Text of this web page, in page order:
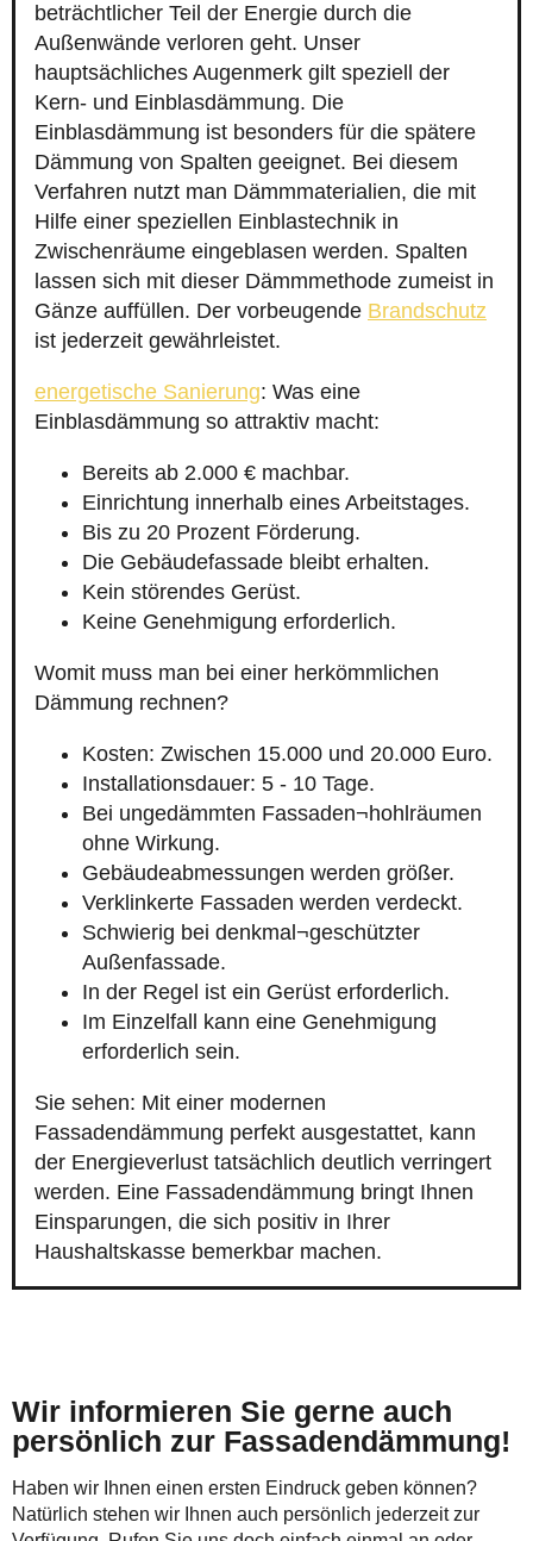
beträchtlicher Teil der Energie durch die
Außenwände verloren geht. Unser
hauptsächliches Augenmerk gilt speziell der
Kern- und Einblasdämmung. Die
Einblasdämmung ist besonders für die spätere
Dämmung von Spalten geeignet. Bei diesem
Verfahren nutzt man Dämmmaterialien, die mit
Hilfe einer speziellen Einblastechnik in
Zwischenräume eingeblasen werden. Spalten
lassen sich mit dieser Dämmmethode zumeist in
Gänze auffüllen. Der vorbeugende Brandschutz
ist jederzeit gewährleistet.
energetische Sanierung: Was eine
Einblasdämmung so attraktiv macht:
Bereits ab 2.000 € machbar.
Einrichtung innerhalb eines Arbeitstages.
Bis zu 20 Prozent Förderung.
Die Gebäudefassade bleibt erhalten.
Kein störendes Gerüst.
Keine Genehmigung erforderlich.
Womit muss man bei einer herkömmlichen
Dämmung rechnen?
Kosten: Zwischen 15.000 und 20.000 Euro.
Installationsdauer: 5 - 10 Tage.
Bei ungedämmten Fassaden¬hohlräumen
ohne Wirkung.
Gebäudeabmessungen werden größer.
Verklinkerte Fassaden werden verdeckt.
Schwierig bei denkmal¬geschützter
Außenfassade.
In der Regel ist ein Gerüst erforderlich.
Im Einzelfall kann eine Genehmigung
erforderlich sein.
Sie sehen: Mit einer modernen
Fassadendämmung perfekt ausgestattet, kann
der Energieverlust tatsächlich deutlich verringert
werden. Eine Fassadendämmung bringt Ihnen
Einsparungen, die sich positiv in Ihrer
Haushaltskasse bemerkbar machen.
Wir informieren Sie gerne auch
persönlich zur Fassadendämmung!
Haben wir Ihnen einen ersten Eindruck geben können?
Natürlich stehen wir Ihnen auch persönlich jederzeit zur